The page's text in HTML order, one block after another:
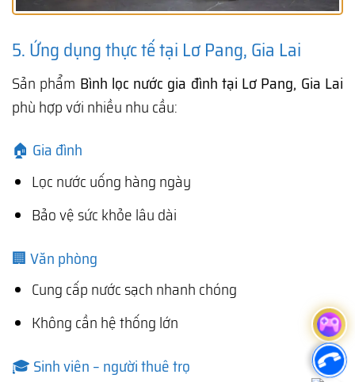
5. Ứng dụng thực tế tại Lơ Pang, Gia Lai
Sản phẩm Bình lọc nước gia đình tại Lơ Pang, Gia Lai
phù hợp với nhiều nhu cầu:
🏠 Gia đình
Lọc nước uống hàng ngày
Bảo vệ sức khỏe lâu dài
🏢 Văn phòng
Cung cấp nước sạch nhanh chóng
Không cần hệ thống lớn
🎓 Sinh viên – người thuê trọ